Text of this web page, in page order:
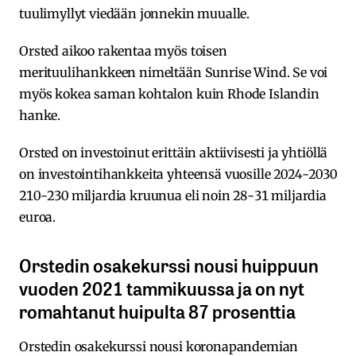
tuulimyllyt viedään jonnekin muualle.
Orsted aikoo rakentaa myös toisen
merituulihankkeen nimeltään Sunrise Wind. Se voi
myös kokea saman kohtalon kuin Rhode Islandin
hanke.
Orsted on investoinut erittäin aktiivisesti ja yhtiöllä
on investointihankkeita yhteensä vuosille 2024-2030
210-230 miljardia kruunua eli noin 28-31 miljardia
euroa.
Orstedin osakekurssi nousi huippuun
vuoden 2021 tammikuussa ja on nyt
romahtanut huipulta 87 prosenttia
Orstedin osakekurssi nousi koronapandemian